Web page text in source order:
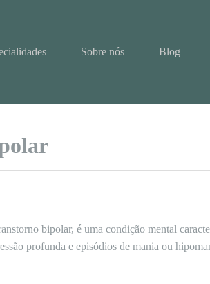
Sobre nós Blog
bipolar, é uma condição mental
profunda e episódios de mania ou